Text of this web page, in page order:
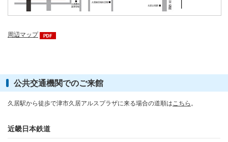
周辺マップ
公共交通機関でのご来館
久居駅から徒歩で津市久居アルスプラザに来る場合の道順はこちら 。
近畿日本鉄道